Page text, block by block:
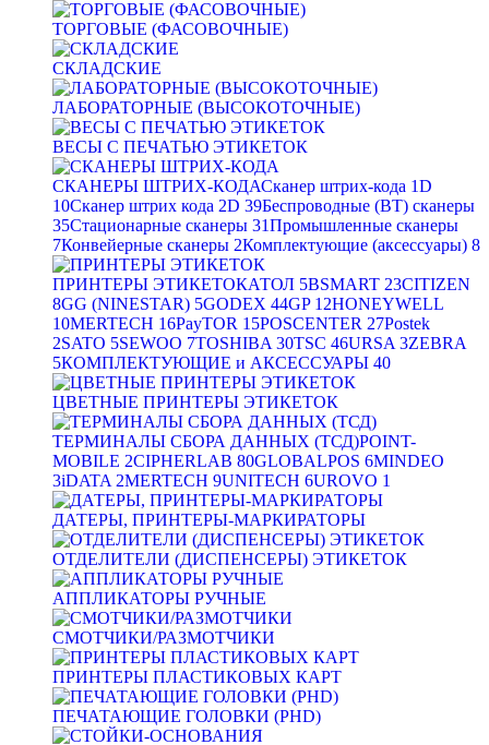
ТОРГОВЫЕ (ФАСОВОЧНЫЕ)
СКЛАДСКИЕ
ЛАБОРАТОРНЫЕ (ВЫСОКОТОЧНЫЕ)
ВЕСЫ С ПЕЧАТЬЮ ЭТИКЕТОК
СКАНЕРЫ ШТРИХ-КОДАСканер штрих-кода 1D
10Сканер штрих кода 2D 39Беспроводные (BT) сканеры
35Стационарные сканеры 31Промышленные сканеры
7Конвейерные сканеры 2Комплектующие (аксессуары) 8
ПРИНТЕРЫ ЭТИКЕТОКАТОЛ 5BSMART 23CITIZEN
8GG (NINESTAR) 5GODEX 44GP12HONEYWELL
10MERTECH 16PayTOR 15POSCENTER 27Postek
2SATO 5SEWOO 7TOSHIBA 30TSC 46URSA 3ZEBRA
5КОМПЛЕКТУЮЩИЕ и АКСЕССУАРЫ 40
ЦВЕТНЫЕ ПРИНТЕРЫ ЭТИКЕТОК
ТЕРМИНАЛЫ СБОРА ДАННЫХ (ТСД)POINT-
MOBILE 2CIPHERLAB 80GLOBALPOS 6MINDEO
3iDATA 2MERTECH 9UNITECH 6UROVO 1
ДАТЕРЫ, ПРИНТЕРЫ-МАРКИРАТОРЫ
ОТДЕЛИТЕЛИ (ДИСПЕНСЕРЫ) ЭТИКЕТОК
АППЛИКАТОРЫ РУЧНЫЕ
СМОТЧИКИ/РАЗМОТЧИКИ
ПРИНТЕРЫ ПЛАСТИКОВЫХ КАРТ
ПЕЧАТАЮЩИЕ ГОЛОВКИ (PHD)